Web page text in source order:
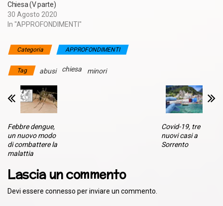
Chiesa (V parte)
30 Agosto 2020
In "APPROFONDIMENTI"
Categoria APPROFONDIMENTI
Tag abusi chiesa minori
Febbre dengue,
un nuovo modo
di combattere la
malattia
Covid-19, tre
nuovi casi a
Sorrento
Lascia un commento
Devi essere connesso per inviare un commento.